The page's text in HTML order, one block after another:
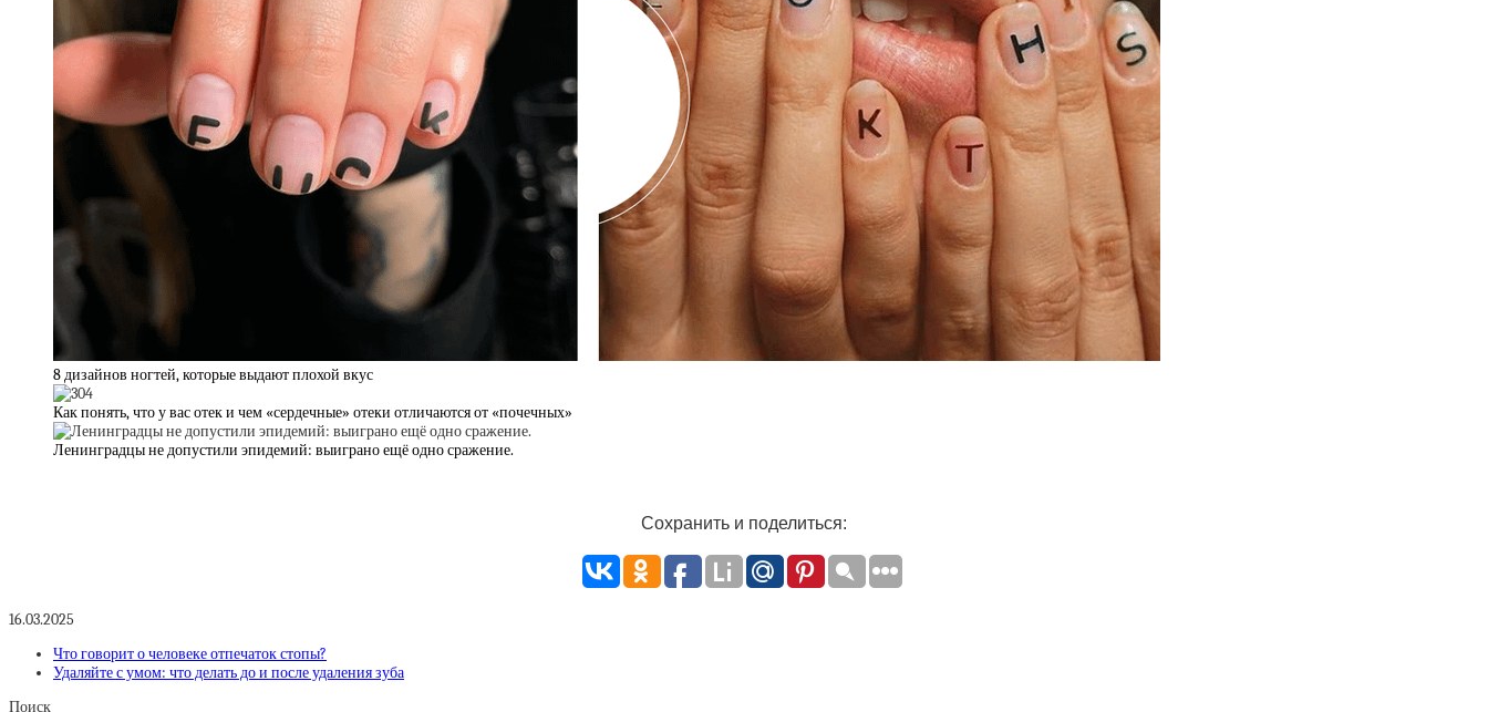
8 дизайнов ногтей, которые выдают плохой вкус
Как понять, что у вас отек и чем «сердечные» отеки отличаются от «почечных»
Ленинградцы не допустили эпидемий: выиграно ещё одно сражение.
Сохранить и поделиться:
16.03.2025
Что говорит о человеке отпечаток стопы?
Удаляйте с умом: что делать до и после удаления зуба
Поиск